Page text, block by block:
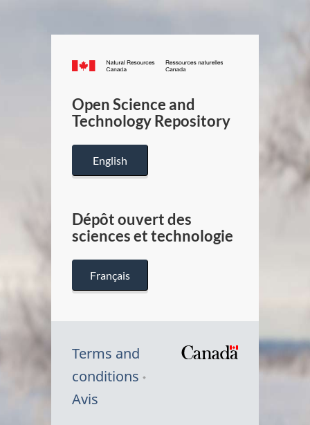
Canada.ca
/
Canada
Open Science and
Technology Repository
English
Dépôt ouvert des
sciences et technologie
Français
Terms and
conditions
Avis
Symbole